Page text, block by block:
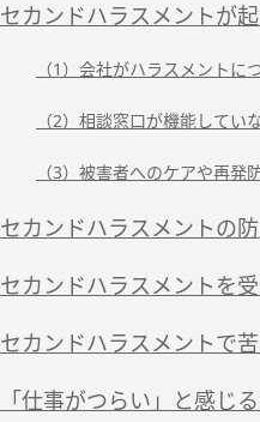
セカンドハラスメントが
（1）会社がハラスメント
（2）相談窓口が機能してい
（3）被害者へのケアや再発
セカンドハラスメントの
セカンドハラスメントを
セカンドハラスメントで
「仕事がつらい」と感じ